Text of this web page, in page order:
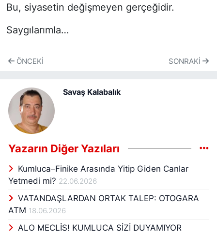
Bu, siyasetin değişmeyen gerçeğidir.
Saygılarımla…
ÖNCEKI SONRAKI
Savaş Kalabalık
Yazarın Diğer Yazıları
Kumluca–Finike Arasında Yitip Giden Canlar
Yetmedi mi? 22.06.2026
VATANDAŞLARDAN ORTAK TALEP: OTOGARA
ATM 18.06.2026
ALO MECLİS! KUMLUCA SİZİ DUYAMIYOR